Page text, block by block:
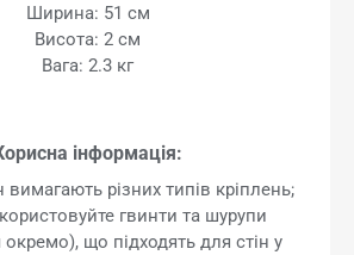
Ширина: 51 см
Висота: 2 см
Вага: 2.3 кг
інформація:
вимагають різних типів кріплень;
гвинти та шурупи
що підходять для стін у